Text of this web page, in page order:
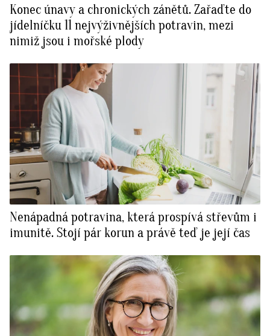
Tvoření
Rady a tipy
BurdaMedia
Extra
SVĚT ŽENY - 599 KČ
SADA PRODUKTŮ MANA (10 ks)
Konec únavy a chronických zánětů. Zařaďte do
jídelníčku 11 nejvýživnějších potravin, mezi
nimiž jsou i mořské plody
Nenápadná potravina, která prospívá střevům i
imunitě. Stojí pár korun a právě teď je její čas